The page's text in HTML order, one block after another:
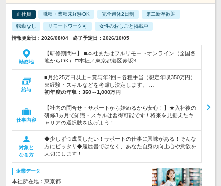
正社員 職種・業種未経験OK 完全週休2日制 第二新卒歓迎
転勤なし リモートワーク可 女性のおしごと掲載中
情報更新日：2026/08/04 終了予定日：2026/10/05
勤務地
【研修期間中】 ■本社またはフルリモートオンライン（全国各
地からOK） □本社／東京都港区赤坂3-…
給与
■月給25万円以上＋賞与年2回＋各種手当（想定年収350万円）
※経験・スキルなどを考慮し決定します。 …
初年度の年収： 350～1,000万円
仕事内容
【社内の問合せ・サポートから始めるから安心！】★入社後の
研修3ヵ月で知識・スキルは習得可能です！将来を見据えたキ
ャリアの選択肢を広げよう！
対象と
なる方
◆少しずつ成長したい！サポートの仕事に興味がある！そんな
方にピッタリ◆履歴書ではなく、あなた自身の向上心や意欲を
大切にします！
企業データ
本社所在地：東京都